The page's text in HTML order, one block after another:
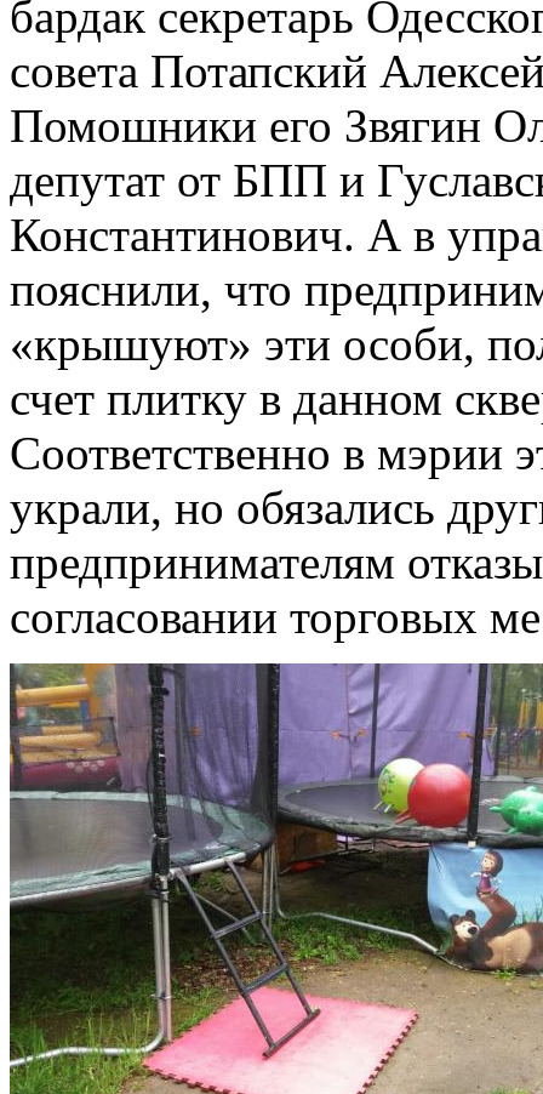
бардак секретарь
совета Потапский
Помошники его Звягин
депутат от БПП и
Константинович. А в
пояснили, что
«крышуют» эти особи,
счет плитку в данном
Соответственно в мэрии
украли, но обязались
предпринимателям
согласовании торговых